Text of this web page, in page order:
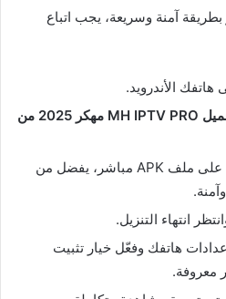
بطريقة آمنة وسريعة، يجب اتباع
الأندرويد.
تحميل MH IPTV PRO مهكر 2025 من
اختر رابطًا موثوقًا يحتوي على ملف APK مباشر، يفضل من
انتهاء التنزيل.
هاتفك وفعّل خيار تثبيت
معروفة.